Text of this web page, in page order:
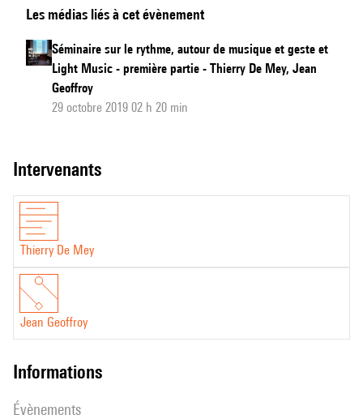
sur
le
rythme,
autour
geste
et
Light
Music
-
deuxième
partie
Les médias liés à cet évènement
Séminaire sur le rythme, autour de musique et geste et
Light Music - première partie - Thierry De Mey, Jean
Geoffroy
29 octobre 2019 02 h 20 min
intervenants
Thierry De Mey
Jean Geoffroy
informations
évènements